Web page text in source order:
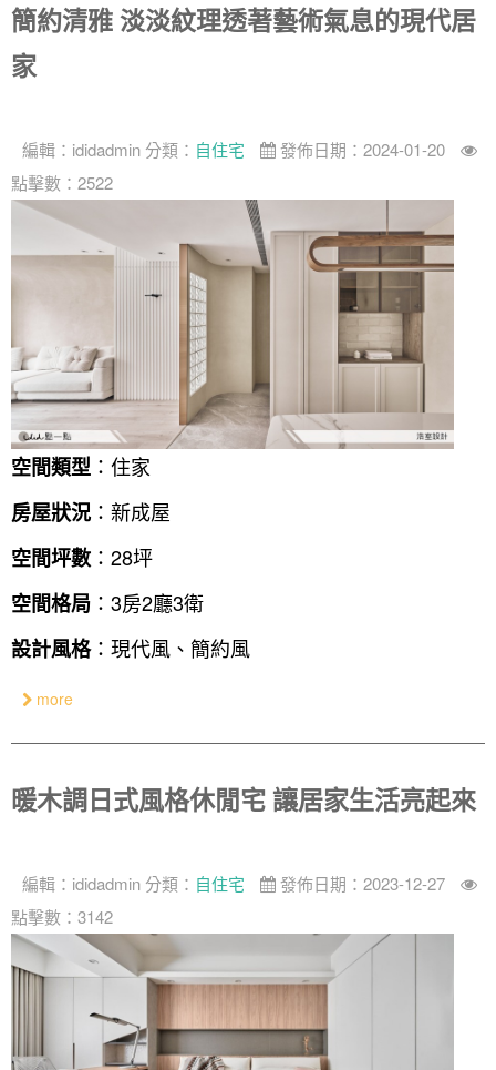
簡約清雅 淡淡紋理透著藝術氣息的現代居
家
編輯： ididadmin 分類： 自住宅
發佈日期：2024-01-20
點擊數：2522
空間類型 ：住家
房屋狀況 ：新成屋
空間坪數 ：28坪
空間格局 ：3房2廳3衛
設計風格：現代風、簡約風
more
暖木調日式風格休閒宅 讓居家生活亮起來
編輯： ididadmin 分類： 自住宅
發佈日期：2023-12-27
點擊數：3142
找設計師
我要裝潢
裝潢計算機
裝潢進階計算機
類型
居家
其他
面積
31~50坪
51坪以上
風格
簡約
休閒
北歐
鄉村
工業
奢華
日式
中式
美式
150萬以內
151萬~250萬
251萬以上
人氣推薦
設計好手
桃園 新竹 竹北
台中
台南 高雄
360環景體驗
虛擬線上裝潢
房屋仲介方案
室內設計師方案
一般屋主方案
裝潢輕鬆點
2房2聽 - 基本版
3房2聽 - 基本版
3房2廳 - 精裝版
設計專欄
系統櫃
居家風水
老屋翻新
主題精選
國外案例
設計私房話
全站搜尋
北部
台北市
新北市
新竹市
基隆市
徵設計師